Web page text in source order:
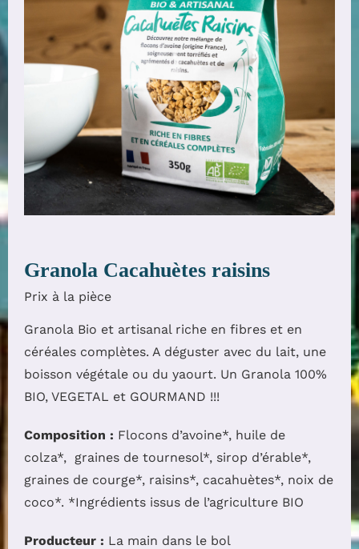
Granola Cacahuètes raisins
Prix à la pièce
Granola Bio et artisanal riche en fibres et en
céréales complètes. A déguster avec du lait, une
boisson végétale ou du yaourt. Un Granola 100%
BIO, VEGETAL et GOURMAND !!!
Composition : Flocons d’avoine*, huile de
colza*, graines de tournesol*, sirop d’érable*,
graines de courge*, raisins*, cacahuètes*, noix de
coco*. *Ingrédients issus de l’agriculture BIO
Producteur : La main dans le bol